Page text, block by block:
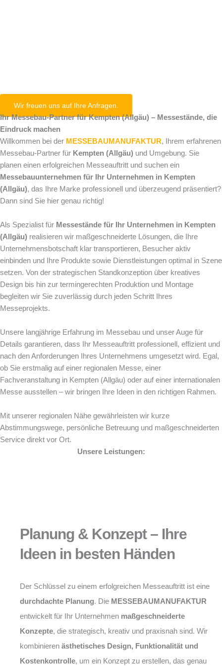
Wir freuen uns auf Ihre Anfragen.
Ihr Messebau-Partner für Kempten (Allgäu) – Messestände, die
Eindruck machen
Willkommen bei der MESSEBAUMANUFAKTUR, Ihrem erfahrenen
Messebau-Partner für Kempten (Allgäu) und Umgebung. Sie
planen einen erfolgreichen Messeauftritt und suchen ein
Messebauunternehmen für Ihr Unternehmen in Kempten
(Allgäu), das Ihre Marke professionell und überzeugend präsentiert?
Dann sind Sie hier genau richtig!
Als Spezialist für Messestände für Ihr Unternehmen in Kempten
(Allgäu) realisieren wir maßgeschneiderte Lösungen, die Ihre
Unternehmensbotschaft klar transportieren, Besucher aktiv
einbinden und Ihre Produkte sowie Dienstleistungen optimal in Szene
setzen. Von der strategischen Standkonzeption über kreatives
Design bis hin zur termingerechten Produktion und Montage
begleiten wir Sie zuverlässig durch jeden Schritt Ihres
Messeprojekts.
Unsere langjährige Erfahrung im Messebau und unser Auge für
Details garantieren, dass Ihr Messeauftritt professionell, effizient und
nach den Anforderungen Ihres Unternehmens umgesetzt wird. Egal,
ob Sie erstmalig auf einer regionalen Messe, einer
Fachveranstaltung in Kempten (Allgäu) oder auf einer internationalen
Messe ausstellen – wir bringen Ihre Ideen in den richtigen Rahmen.
Mit unserer regionalen Nähe gewährleisten wir kurze
Abstimmungswege, persönliche Betreuung und maßgeschneiderten
Service direkt vor Ort.
Unsere Leistungen:
Planung & Konzept – Ihre
Ideen in besten Händen
Der Schlüssel zu einem erfolgreichen Messeauftritt ist eine
durchdachte Planung. Die MESSEBAUMANUFAKTUR
entwickelt für Ihr Unternehmen maßgeschneiderte
Konzepte, die strategisch, kreativ und praxisnah sind. Wir
kombinieren ästhetisches Design, Funktionalität und
Kostenkontrolle, um ein Konzept zu erstellen, das genau